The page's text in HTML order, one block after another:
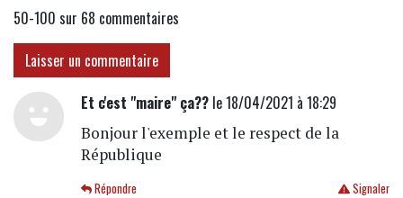
50-100 sur 68 commentaires
Laisser un commentaire
Et c'est "maire" ça??le 18/04/2021 à 18:29
Bonjour l'exemple et le respect de la
République
Signaler
Répondre